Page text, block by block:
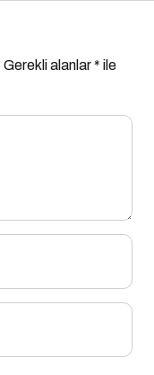
Gerekli alanlar* ile